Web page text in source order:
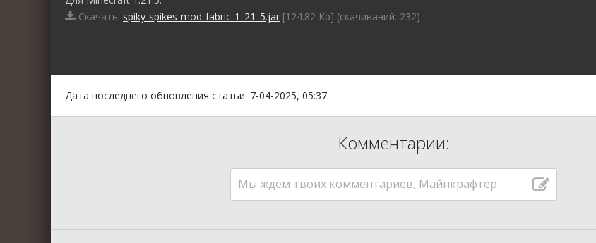
Скачать: spiky-spikes-mod-fabric-1_21_5.jar [124.82 Kb] (cкачиваний: 232)
Дата последнего обновления статьи: 7-04-2025, 05:37
Комментарии:
Мы ждем твоих комментариев, Майнкрафтер